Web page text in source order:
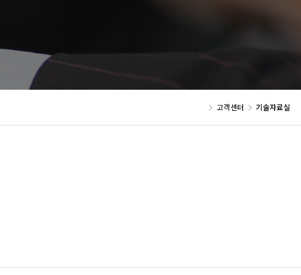
고객센터 기술자료실